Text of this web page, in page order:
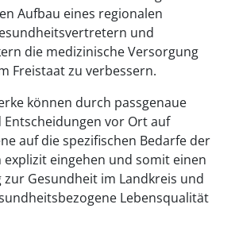
Aufbau eines regionalen
und
die medizinische Versorgung
Freistaat zu verbessern.
können durch passgenaue
vor Ort auf
auf die spezifischen Bedarfe der
explizit eingehen und somit einen
Gesundheit im Landkreis und
Lebensqualität